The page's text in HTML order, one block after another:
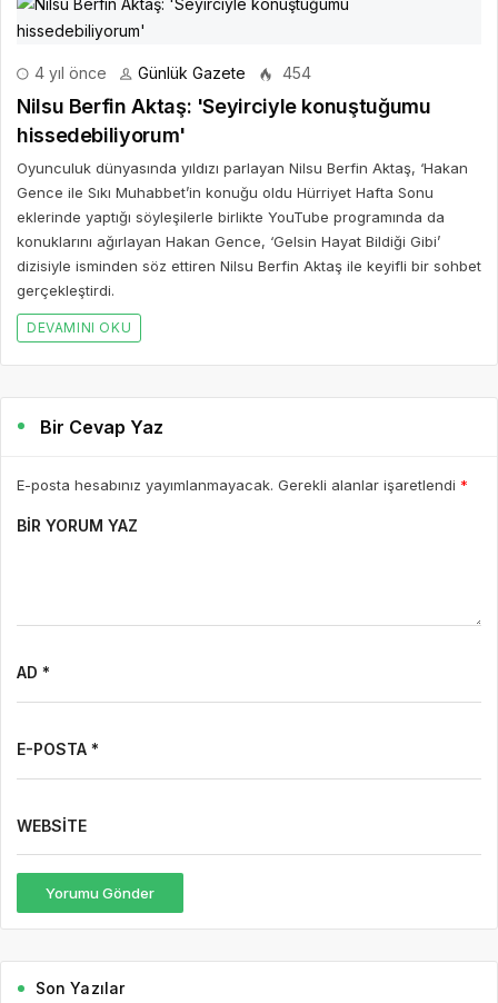
4 yıl önce Günlük Gazete 454
Nilsu Berfin Aktaş: 'Seyirciyle konuştuğumu
hissedebiliyorum'
Oyunculuk dünyasında yıldızı parlayan Nilsu Berfin Aktaş, ‘Hakan
Gence ile Sıkı Muhabbet’in konuğu oldu Hürriyet Hafta Sonu
eklerinde yaptığı söyleşilerle birlikte YouTube programında da
konuklarını ağırlayan Hakan Gence, ‘Gelsin Hayat Bildiği Gibi’
dizisiyle isminden söz ettiren Nilsu Berfin Aktaş ile keyifli bir sohbet
gerçekleştirdi.
DEVAMINI OKU
Bir Cevap Yaz
E-posta hesabınız yayımlanmayacak. Gerekli alanlar işaretlendi *
BIR YORUM YAZ
AD *
E-POSTA *
WEBSITE
Yorumu Gönder
Son Yazılar